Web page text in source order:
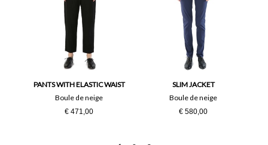
PANTS WITH ELASTIC WAIST
Boule de neige
€ 471,00
SLIM JACKET
Boule de neige
€ 580,00